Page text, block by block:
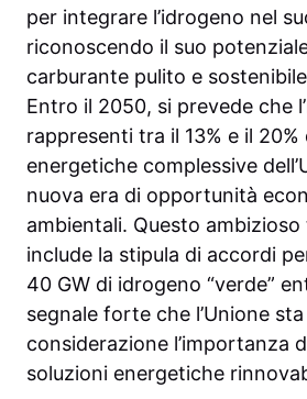
per integrare l’idrogeno nel
riconoscendo il suo
carburante pulito e
Entro il 2050, si prevede che
rappresenti tra il 13% e il
energetiche complessive
nuova era di opportunità
ambientali. Questo
include la stipula di accordi
40 GW di idrogeno “verde”
segnale forte che l’Unione
considerazione l’importanza
soluzioni energetiche